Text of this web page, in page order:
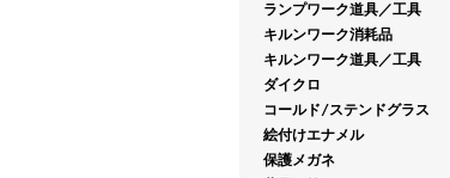
ランプワーク道具／工具
キルンワーク消耗品
キルンワーク道具／工具
ダイクロ
コールド/ステンドグラス
絵付けエナメル
保護メガネ